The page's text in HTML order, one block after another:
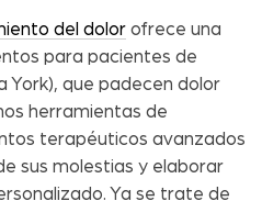
del dolor ofrece una
para pacientes de
York), que padecen dolor
herramientas de
terapéuticos avanzados
sus molestias y elaborar
Ya se trate de